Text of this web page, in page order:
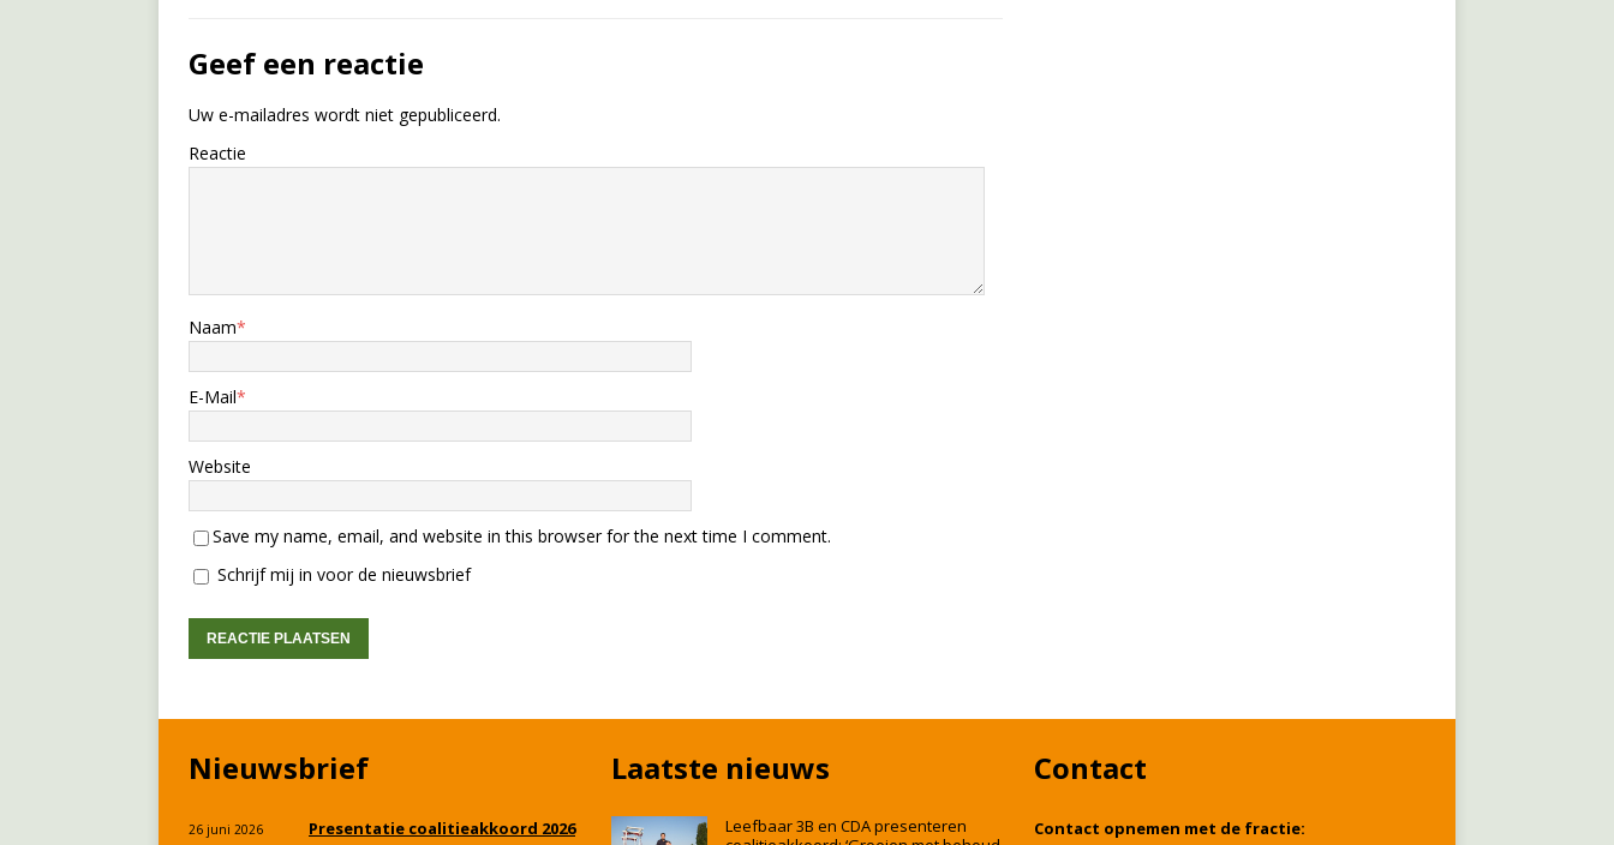
Geef een reactie
Uw e-mailadres wordt niet gepubliceerd.
Reactie
Naam*
E-Mail*
Website
Save my name, email, and website in this browser for the next time I comment.
Schrijf mij in voor de nieuwsbrief
Nieuwsbrief
26 juni 2026
Presentatie coalitieakkoord 2026
Laatste nieuws
Leefbaar 3B en CDA presenteren
Contact
Contact opnemen met de fractie: